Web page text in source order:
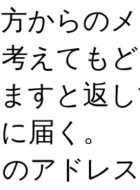
からの
えても
すと返
届く。
アドレ